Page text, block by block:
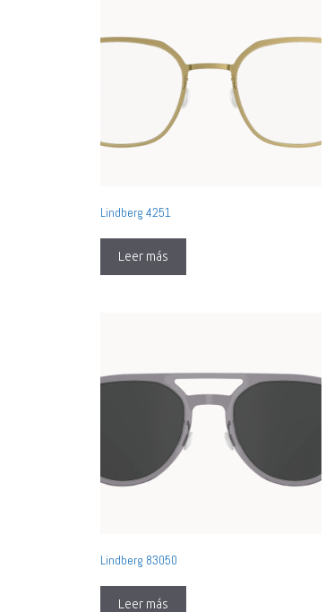
Lindberg 4251
Leer más
Lindberg 83050
Leer más